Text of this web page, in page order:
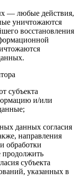
— любые действия,
уничтожаются
восстановления
субъекта
и/или
данных согласия
направления
обработки
продолжить
субъекта
указанных в